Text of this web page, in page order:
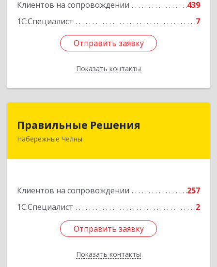
Клиентов на сопровождении
439
1С:Специалист
7
Отправить заявку
Показать контакты
Отправить заявку
Назад
Правильные Решения
Набережные Челны
Клиентов на сопровождении
257
1С:Специалист
2
Отправить заявку
Показать контакты
423832, Татарстан Респ, Набережные Челны г,
Отправить заявку
Назад